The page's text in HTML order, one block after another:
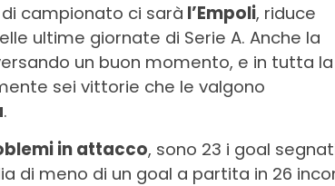
campionato ci sarà l’Empoli, riduce
ultime giornate di Serie A. Anche la
un buon momento, e in tutta la
sei vittorie che le valgono
.
in attacco, sono 23 i goal
di meno di un goal a partita in 26